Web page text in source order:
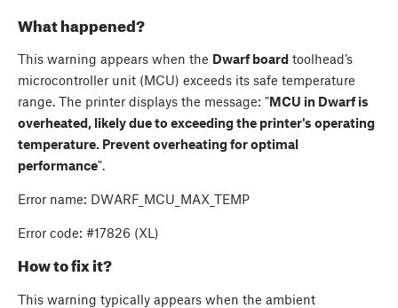
What happened?
This warning appears when the Dwarf board toolhead’s
microcontroller unit (MCU) exceeds its safe temperature
range. The printer displays the message: "MCU in Dwarf is
overheated, likely due to exceeding the printer's operating
temperature. Prevent overheating for optimal
performance".
Error name: DWARF_MCU_MAX_TEMP
Error code: #17826 (XL)
How to fix it?
This warning typically appears when the ambient